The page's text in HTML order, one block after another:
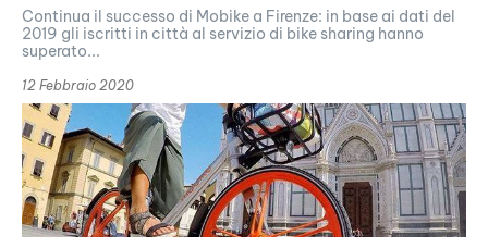
Continua il successo di Mobike a Firenze: in base ai dati del
2019 gli iscritti in città al servizio di bike sharing hanno
superato...
12 Febbraio 2020